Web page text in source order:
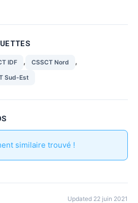
IDF , CSSCT Nord ,
Sud-Est
similaire trouvé !
Updated 22 juin 2021